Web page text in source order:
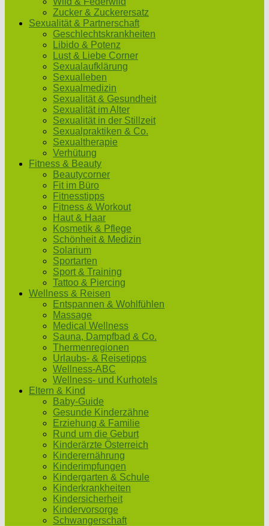
Zucker & Zuckerersatz
Sexualität & Partnerschaft
Geschlechtskrankheiten
Libido & Potenz
Lust & Liebe Corner
Sexualaufklärung
Sexualleben
Sexualmedizin
Sexualität & Gesundheit
Sexualität im Alter
Sexualität in der Stillzeit
Sexualpraktiken & Co.
Sexualtherapie
Verhütung
Fitness & Beauty
Beautycorner
Fit im Büro
Fitnesstipps
Fitness & Workout
Haut & Haar
Kosmetik & Pflege
Schönheit & Medizin
Solarium
Sportarten
Sport & Training
Tattoo & Piercing
Wellness & Reisen
Entspannen & Wohlfühlen
Massage
Medical Wellness
Sauna, Dampfbad & Co.
Thermenregionen
Urlaubs- & Reisetipps
Wellness-ABC
Wellness- und Kurhotels
Eltern & Kind
Baby-Guide
Gesunde Kinderzähne
Erziehung & Familie
Rund um die Geburt
Kinderärzte Österreich
Kinderernährung
Kinderimpfungen
Kindergarten & Schule
Kinderkrankheiten
Kindersicherheit
Kindervorsorge
Schwangerschaft